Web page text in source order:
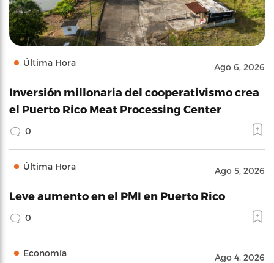
Última Hora Ago 6, 2026
Inversión millonaria del cooperativismo crea
el Puerto Rico Meat Processing Center
0
Última Hora Ago 5, 2026
Leve aumento en el PMI en Puerto Rico
0
Economía Ago 4, 2026